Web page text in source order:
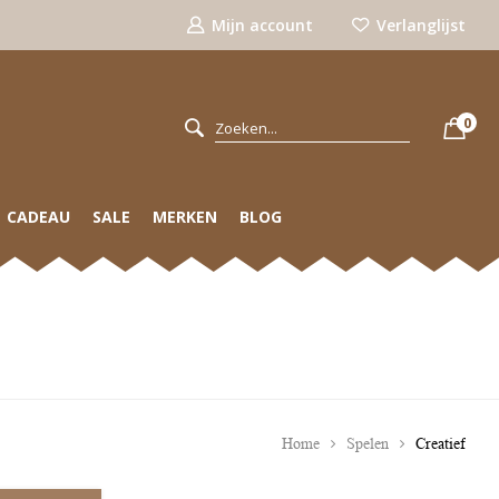
Mijn account Verlanglijst
0
CADEAU SALE MERKEN BLOG
Home Spelen Creatief